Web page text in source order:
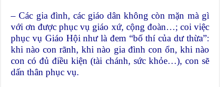
– Các gia đình, các giáo dân không còn mặn mà gì
với ơn được phục vụ giáo xứ, cộng đoàn…; coi việc
phục vụ Giáo Hội như là đem “bố thí của dư thừa”:
khi nào con rãnh, khi nào gia đình con ổn, khi nào
con có đủ điều kiện (tài chánh, sức khỏe…), con sẽ
dấn thân phục vụ.